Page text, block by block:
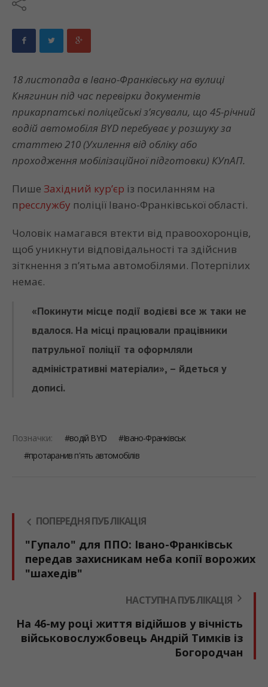
18 листопада в Івано-Франківську на вулиці
Княгинин під час перевірки документів
прикарпатські поліцейські з’ясували, що 45-річний
водій автомобіля BYD перебуває у розшуку за
статтею 210 (Ухилення від обліку або
проходження мобілізаційної підготовки) КУпАП.
Пише Західний кур’єр із посиланням на
пресслужбу поліції Івано-Франківської області.
Чоловік намагався втекти від правоохоронців,
щоб уникнути відповідальності та здійснив
зіткнення з пʼятьма автомобілями. Потерпілих
немає.
«Покинути місце події водієві все ж таки не
вдалося. На місці працювали працівники
патрульної поліції та оформляли
адміністративні матеріали», – йдеться у
дописі.
Позначки: водій BYD
Івано-Франківськ
протаранив п'ять автомобілів
ПОПЕРЕДНЯ ПУБЛІКАЦІЯ
"Гупало" для ППО: Івано-Франківськ
передав захисникам неба копії ворожих
"шахедів"
НАСТУПНА ПУБЛІКАЦІЯ
На 46-му році життя відійшов у вічність
військовослужбовець Андрій Тимків із
Богородчан